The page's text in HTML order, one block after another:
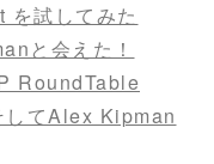
試してみた
と会えた！
RoundTable
てAlex Kipman